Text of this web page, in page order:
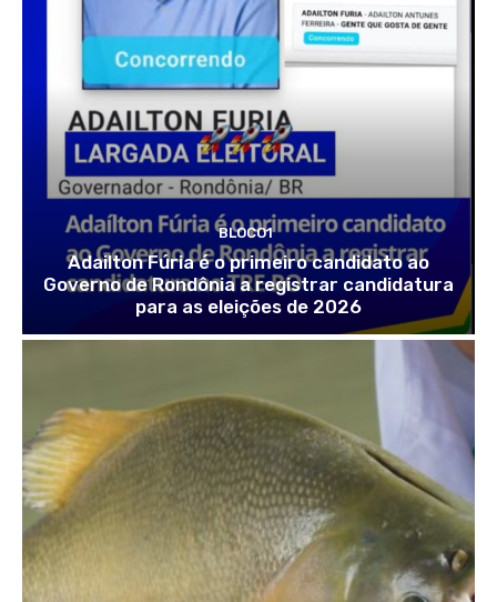
BLOCO1
Adailton Fúria é o primeiro candidato ao
Governo de Rondônia a registrar candidatura
para as eleições de 2026